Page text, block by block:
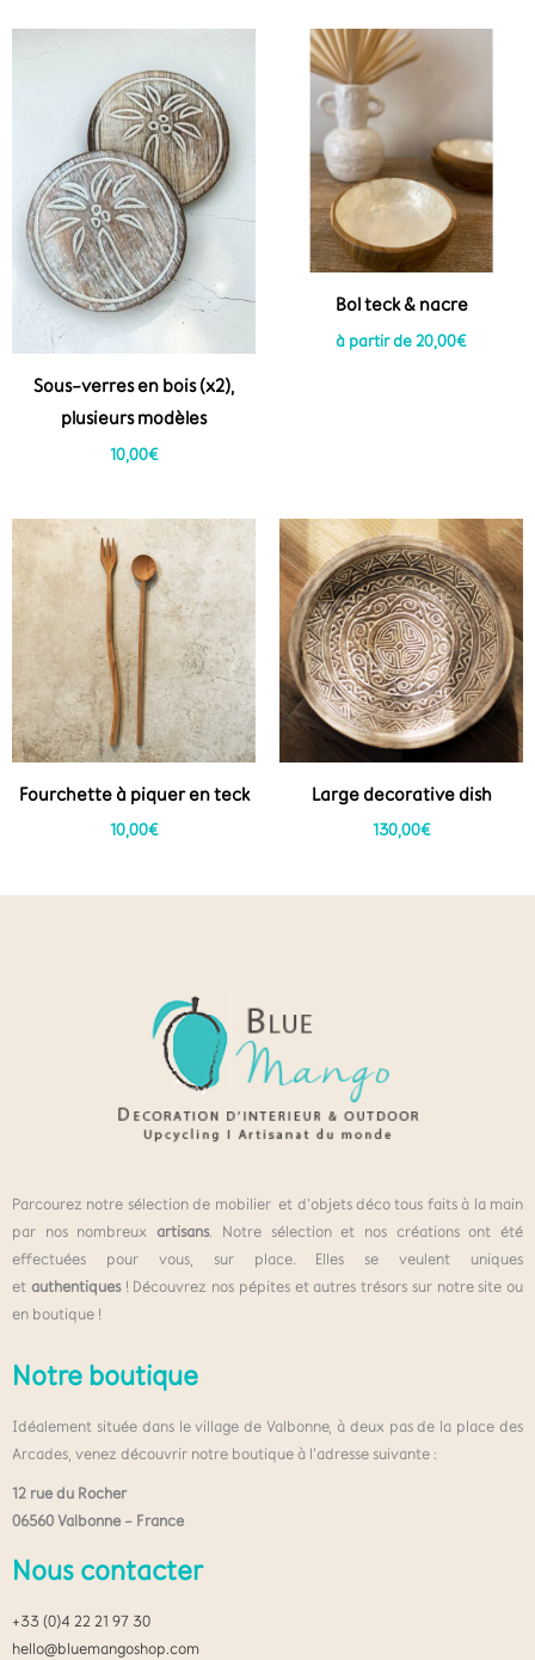
Sous-verres en bois (x2),
plusieurs modèles
10,00€
Bol teck & nacre
à partir de20,00€
Fourchette à piquer en teck
10,00€
Large decorative dish
130,00€
Parcourez notre sélection de mobilier et d’objets déco tous faits à la main
par nos nombreuxartisans. Notre sélection et nos créations ont été
effectuées pour vous, sur place. Elles se veulent uniques
et authentiques! Découvrez nos pépites et autres trésors sur notre site ou
en boutique !
Notre boutique
Idéalement située dans le village de Valbonne, à deux pas de la place des
Arcades, venez découvrir notre boutique à l’adresse suivante :
12 rue du Rocher
06560 Valbonne – France
Nous contacter
+33 (0)4 22 21 97 30
hello@bluemangoshop.com